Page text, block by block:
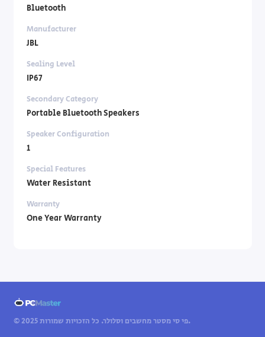
Bluetooth
Manufacturer
JBL
Sealing Level
IP67
Secondary Category
Portable Bluetooth Speakers
Speaker Configuration
1
Special Features
Water Resistant
Warranty
One Year Warranty
© 2025 פי סי מסטר מחשבים וסלולר. כל הזכויות שמורות.